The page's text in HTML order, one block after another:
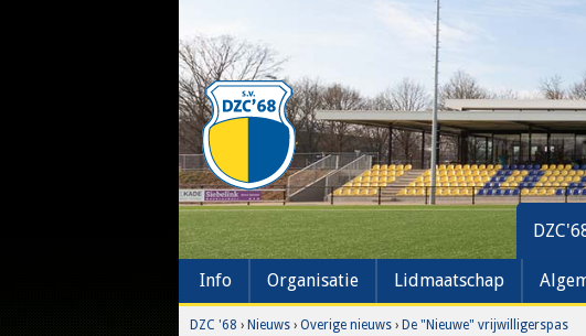
Info Organisatie Lidmaatschap
DZC '68 › Nieuws ›Overige nieuws › De "Nieuwe" vrijwilligerspas